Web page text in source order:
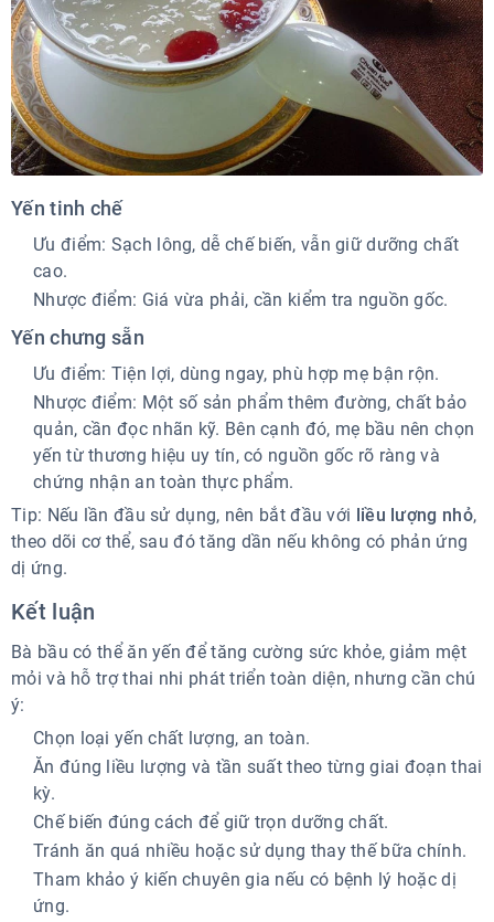
Yến tinh chế
Ưu điểm: Sạch lông, dễ chế biến, vẫn giữ dưỡng chất
cao.
Nhược điểm: Giá vừa phải, cần kiểm tra nguồn gốc.
Yến chưng sẵn
Ưu điểm: Tiện lợi, dùng ngay, phù hợp mẹ bận rộn.
Nhược điểm: Một số sản phẩm thêm đường, chất bảo
quản, cần đọc nhãn kỹ. Bên cạnh đó, mẹ bầu nên chọn
yến từ thương hiệu uy tín, có nguồn gốc rõ ràng và
chứng nhận an toàn thực phẩm.
Tip: Nếu lần đầu sử dụng, nên bắt đầu với liều lượng nhỏ,
theo dõi cơ thể, sau đó tăng dần nếu không có phản ứng
dị ứng.
Kết luận
Bà bầu có thể ăn yến để tăng cường sức khỏe, giảm mệt
mỏi và hỗ trợ thai nhi phát triển toàn diện, nhưng cần chú
ý:
Chọn loại yến chất lượng, an toàn.
Ăn đúng liều lượng và tần suất theo từng giai đoạn thai
kỳ.
Chế biến đúng cách để giữ trọn dưỡng chất.
Tránh ăn quá nhiều hoặc sử dụng thay thế bữa chính.
Tham khảo ý kiến chuyên gia nếu có bệnh lý hoặc dị
ứng.